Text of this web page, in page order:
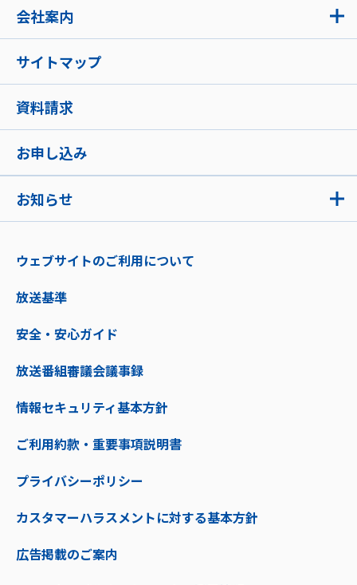
お知らせ
会社案内
サイトマップ
資料請求
お申し込み
ウェブサイトのご利用について
放送基準
安全・安心ガイド
放送番組審議会議事録
情報セキュリティ基本方針
ご利用約款・重要事項説明書
プライバシーポリシー
カスタマーハラスメントに対する基本方針
広告掲載のご案内